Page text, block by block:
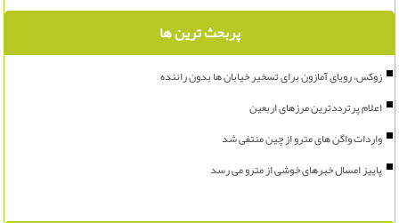
پربحث ترین ها
زوکس، رویای آمازون برای تسخیر خیابان ها بدون راننده
اعلام پرترددترین مرزهای اربعین
واردات واگن های مترو از چین منتفی شد
پاییز امسال خبرهای خوشی از مترو می رسد